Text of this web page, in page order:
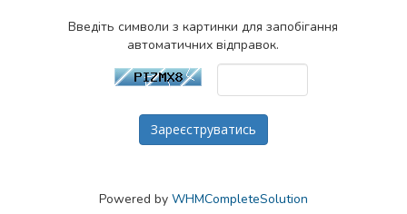
Введіть символи з картинки для запобігання
автоматичних відправок.
Powered by WHMCompleteSolution